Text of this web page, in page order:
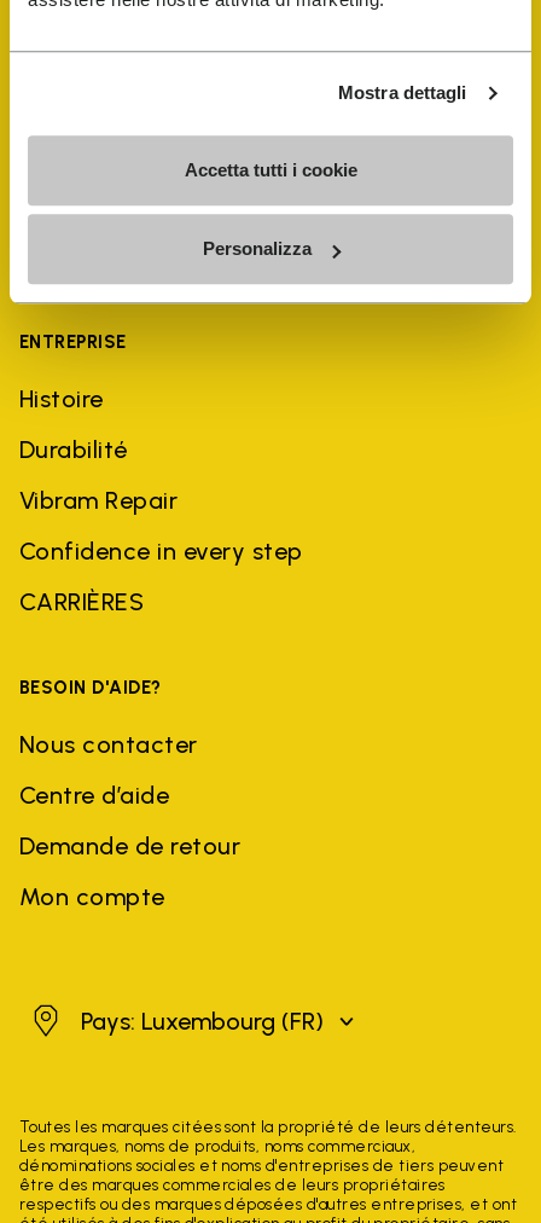
Mostra dettagli
Accetta tutti i cookie
Personalizza
ENTREPRISE
Histoire
Durabilité
Vibram Repair
Confidence in every step
CARRIÈRES
BESOIN D'AIDE?
Nous contacter
Centre d’aide
Demande de retour
Mon compte
Luxembourg
Pays: Luxembourg (FR)
Toutes les marques citées sont la propriété de leurs détenteurs.
Les marques, noms de produits, noms commerciaux,
dénominations sociales et noms d'entreprises de tiers peuvent
être des marques commerciales de leurs propriétaires
respectifs ou des marques déposées d'autres entreprises, et ont